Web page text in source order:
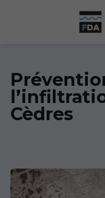
Cèdres